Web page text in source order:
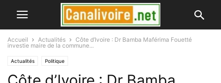
Accueil Actualités
Côte d’Ivoire : Dr Bamba Maférima Fouetté
investie maire de la commune...
Actualités Politique